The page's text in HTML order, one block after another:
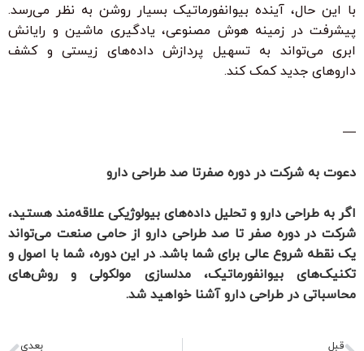
با این حال، آینده بیوانفورماتیک بسیار روشن به نظر می‌رسد.
پیشرفت در زمینه هوش مصنوعی، یادگیری ماشین و رایانش
ابری می‌تواند به تسهیل پردازش داده‌های زیستی و کشف
داروهای جدید کمک کند.
—
دعوت به شرکت در دوره صفرتا صد طراحی دارو
اگر به طراحی دارو و تحلیل داده‌های بیولوژیکی علاقه‌مند هستید،
شرکت در دوره صفر تا صد طراحی دارو از حامی صنعت می‌تواند
یک نقطه شروع عالی برای شما باشد. در این دوره، شما با اصول و
تکنیک‌های بیوانفورماتیک، مدلسازی مولکولی و روش‌های
محاسباتی در طراحی دارو آشنا خواهید شد.
قبل بعدی